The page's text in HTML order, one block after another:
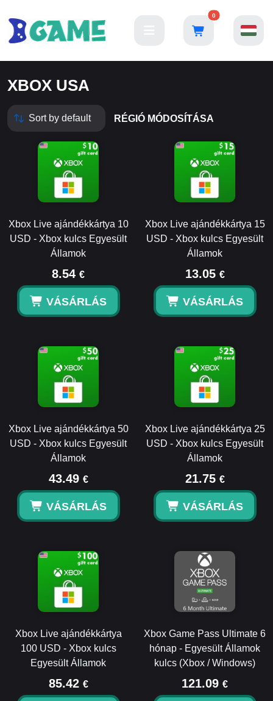
0
XBOX USA
RÉGIÓ MÓDOSÍTÁSA
Xbox Live ajándékkártya 10
USD - Xbox kulcs Egyesült
Államok
8.54 €
VÁSÁRLÁS
Xbox Live ajándékkártya 15
USD - Xbox kulcs Egyesült
Államok
13.05 €
VÁSÁRLÁS
Xbox Live ajándékkártya 50
USD - Xbox kulcs Egyesült
Államok
43.49 €
VÁSÁRLÁS
Xbox Live ajándékkártya 25
USD - Xbox kulcs Egyesült
Államok
21.75 €
VÁSÁRLÁS
Xbox Live ajándékkártya
100 USD - Xbox kulcs
Egyesült Államok
85.42 €
Xbox Game Pass Ultimate 6
hónap - Egyesült Államok
kulcs (Xbox / Windows)
121.09 €